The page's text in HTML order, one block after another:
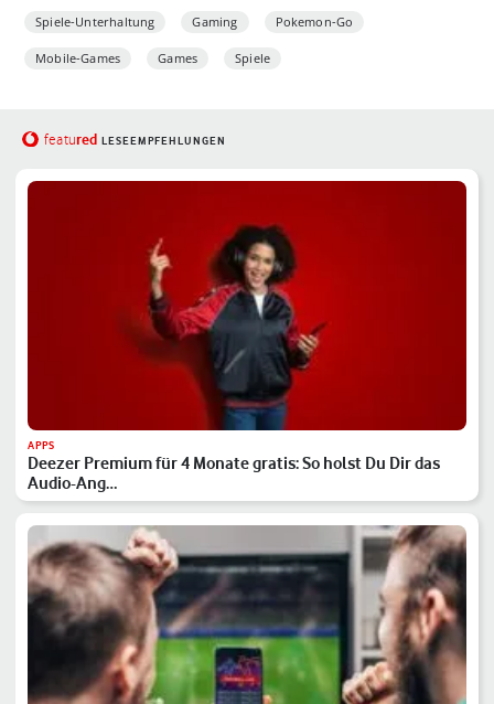
Spiele-Unterhaltung Gaming Pokemon-Go
Mobile-Games Games Spiele
featured LESEEMPFEHLUNGEN
APPS
Deezer Premium für 4 Monate gratis: So holst Du Dir das
Audio-Ang…